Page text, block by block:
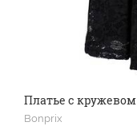
Платье с кружевом
Bonprix